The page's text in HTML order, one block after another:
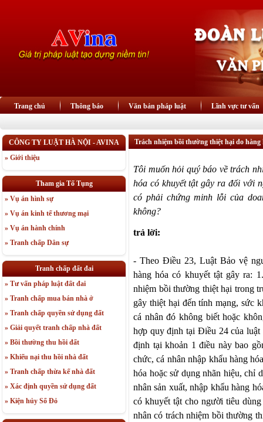
Trang chủ Thông báo Văn bản pháp luật Lĩnh vực tư vấn
CÔNG TY LUẬT HÀ NỘI - AVINA
» Giới thiệu
Tham gia Tố Tụng
» Vụ án hình sự
» Vụ án kinh tế thương mại
» Vụ án hành chính
» Tranh chấp Dân sự
Tranh chấp đất đai
» Tư vấn pháp luật đất đai
» Tranh chấp mua bán nhà ở
» Tranh chấp quyền sử dụng đất
» Giải quyết tranh chấp nhà đất
» Bồi thường thu hồi đất
» Khiếu nại thu hồi nhà đất
» Tranh chấp thừa kế nhà đất
» Xác định quyền sử dụng đất
» Kiện hủy Sổ Đỏ
Trách nhiệm bồi thường thiệt hại do hàng
Tôi muốn hỏi quý báo về trách
hóa có khuyết tật gây ra đối với
có phải chứng minh lỗi của
không?
trả lời:
- Theo Điều 23, Luật Bảo vệ
hàng hóa có khuyết tật gây ra:
nhiệm bồi thường thiệt hại trong
gây thiệt hại đến tính mạng, sức
cá nhân đó không biết hoặc
hợp quy định tại Điều 24 của luật
định tại khoản 1 điều này bao
chức, cá nhân nhập khẩu hàng
hóa hoặc sử dụng nhãn hiệu, chỉ
nhân sản xuất, nhập khẩu hàng
có khuyết tật cho người tiêu
nhân có trách nhiệm bồi thường